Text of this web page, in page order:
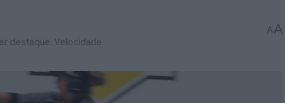
destaque Velocidade
AA